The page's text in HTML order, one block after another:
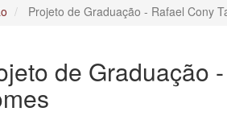
Projeto de Graduação - Rafael Cony
de Graduação